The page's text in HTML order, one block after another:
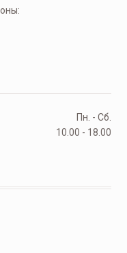
Пн. - Сб.
10.00 - 18.00